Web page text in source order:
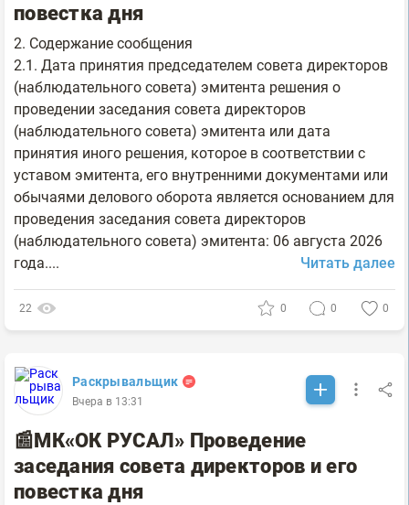
повестка дня
2. Содержание сообщения
2.1. Дата принятия председателем совета директоров
(наблюдательного совета) эмитента решения о
проведении заседания совета директоров
(наблюдательного совета) эмитента или дата
принятия иного решения, которое в соответствии с
уставом эмитента, его внутренними документами или
обычаями делового оборота является основанием для
проведения заседания совета директоров
(наблюдательного совета) эмитента: 06 августа 2026
года....
Читать далее
22 0 0 0
Раскрывальщик
Вчера в 13:31
📰МК«ОК РУСАЛ» Проведение
заседания совета директоров и его
повестка дня